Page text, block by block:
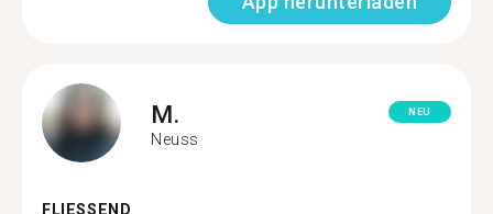
M.
Neuss
NEU
FLIESSEND